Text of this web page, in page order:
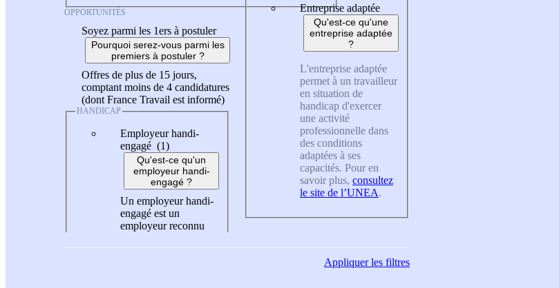
OPPORTUNITÉS
Soyez parmi les 1ers à postuler
Pourquoi serez-vous parmi les
premiers à postuler ?
Offres de plus de 15 jours,
comptant moins de 4 candidatures
(dont France Travail est informé)
HANDICAP
Employeur handi-
engagé (1)
Qu'est-ce qu'un
employeur handi-
engagé ?
Un employeur handi-
engagé est un
employeur reconnu
Entreprise adaptée
Qu'est-ce qu'une
entreprise adaptée
?
L'entreprise adaptée
permet à un travailleur
en situation de
handicap d'exercer
une activité
professionnelle dans
des conditions
adaptées à ses
capacités. Pour en
savoir plus, consultez
le site de l’UNEA.
Appliquerles filtres